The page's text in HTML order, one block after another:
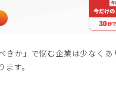
か」で悩む企業は少なく
す。